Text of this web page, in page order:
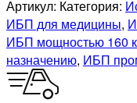
Артикул: Категория:
ИБП для медицины,
ИБП мощностью 160
назначению, ИБП